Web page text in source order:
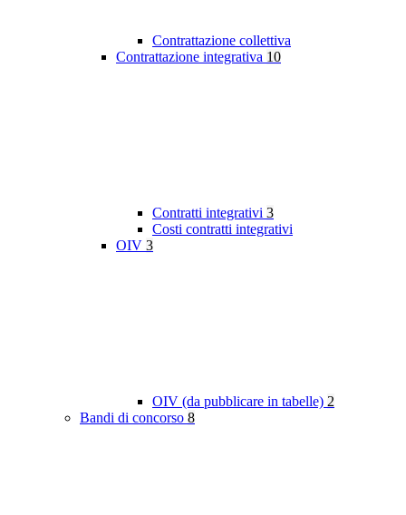
Contrattazione collettiva
Contrattazione integrativa 10
Contratti integrativi 3
Costi contratti integrativi
OIV 3
OIV (da pubblicare in tabelle) 2
Bandi di concorso 8